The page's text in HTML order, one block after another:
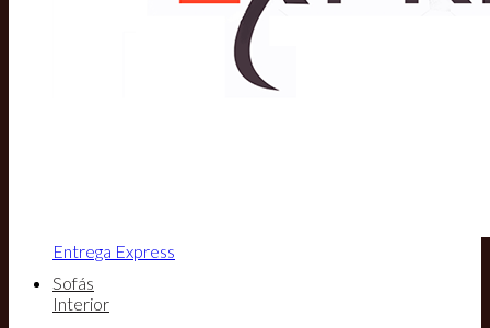
Entrega Express
Sofás
Interior